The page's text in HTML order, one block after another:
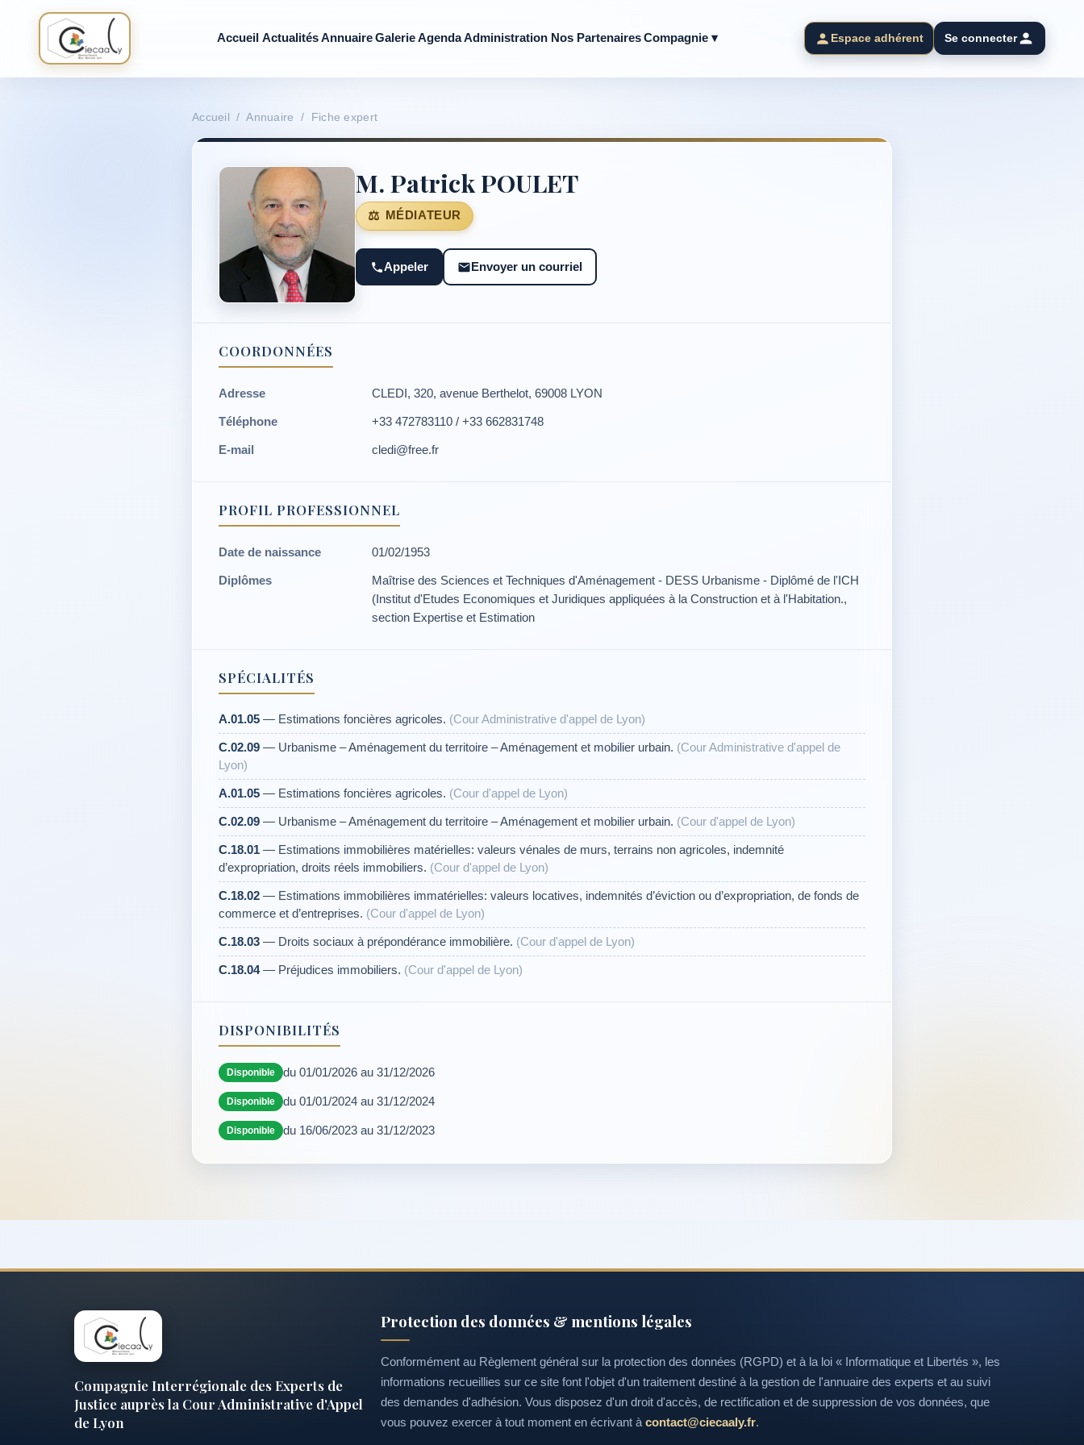
Accueil Actualités AnnuaireGalerieAgendaAdministration Nos Partenaires Compagnie ▾ Espace adhérent Se connecter
Accueil / Annuaire / Fiche expert
M. Patrick POULET
MÉDIATEUR
Appeler Envoyer un courriel
COORDONNÉES
Adresse CLEDI, 320, avenue Berthelot, 69008 LYON
Téléphone +33 472783110 / +33 662831748
E-mail cledi@free.fr
PROFIL PROFESSIONNEL
Date de naissance 01/02/1953
Diplômes
Maîtrise des Sciences et Techniques d'Aménagement - DESS Urbanisme - Diplômé de l'ICH
(Institut d'Etudes Economiques et Juridiques appliquées à la Construction et à l'Habitation.,
section Expertise et Estimation
SPÉCIALITÉS
A.01.05 — Estimations foncières agricoles. (Cour Administrative d'appel de Lyon)
C.02.09 — Urbanisme – Aménagement du territoire – Aménagement et mobilier urbain. (Cour Administrative d'appel de
Lyon)
A.01.05 — Estimations foncières agricoles. (Cour d'appel de Lyon)
C.02.09 — Urbanisme – Aménagement du territoire – Aménagement et mobilier urbain. (Cour d'appel de Lyon)
C.18.01 — Estimations immobilières matérielles: valeurs vénales de murs, terrains non agricoles, indemnité
d’expropriation, droits réels immobiliers. (Cour d'appel de Lyon)
C.18.02 — Estimations immobilières immatérielles: valeurs locatives, indemnités d’éviction ou d’expropriation, de fonds de
commerce et d’entreprises. (Cour d'appel de Lyon)
C.18.03 — Droits sociaux à prépondérance immobilière. (Cour d'appel de Lyon)
C.18.04— Préjudices immobiliers. (Cour d'appel de Lyon)
DISPONIBILITÉS
Disponible du 01/01/2026 au 31/12/2026
Disponible du 01/01/2024 au 31/12/2024
Disponible du 16/06/2023 au 31/12/2023
Compagnie Interrégionale des Experts de
Justice auprès la Cour Administrative d'Appel
de Lyon
Protection des données & mentions légales
Conformément au Règlement général sur la protection des données (RGPD) et à la loi « Informatique et Libertés », les
informations recueillies sur ce site font l'objet d'un traitement destiné à la gestion de l'annuaire des experts et au suivi
des demandes d'adhésion. Vous disposez d'un droit d'accès, de rectification et de suppression de vos données, que
vous pouvez exercer à tout moment en écrivant à contact@ciecaaly.fr.